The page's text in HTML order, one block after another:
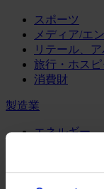
スポーツ
メディア/エ
リテール、
旅行・ホスピ
消費財
製造業
エネルギー
自動車・輸